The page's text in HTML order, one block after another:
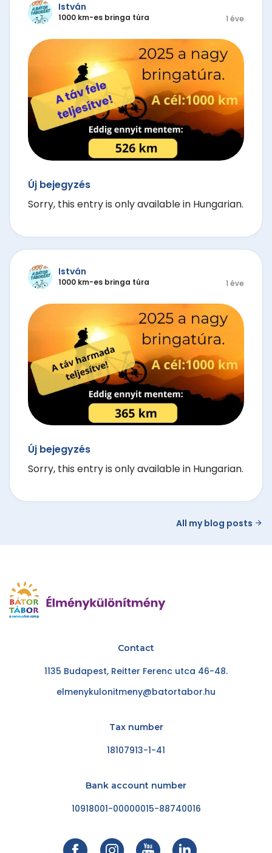
István
1000 km-es bringa túra 1 éve
Új bejegyzés
Sorry, this entry is only available in Hungarian.
István
1000 km-es bringa túra 1 éve
Új bejegyzés
Sorry, this entry is only available in Hungarian.
All my blog posts
Contact
1135 Budapest, Reitter Ferenc utca 46-48.
elmenykulonitmeny@batortabor.hu
Tax number
18107913-1-41
Bank account number
10918001-00000015-88740016